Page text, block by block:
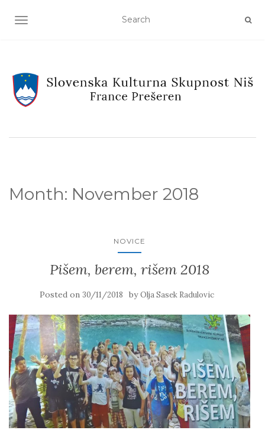
TOGGLE NAVIGATION
Month: November 2018
NOVICE
Pišem, berem, rišem 2018
Posted on 30/11/2018 byOlja Sasek Radulovic